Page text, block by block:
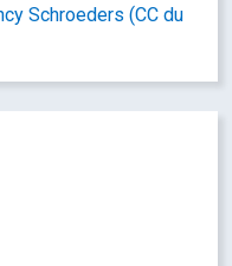
Schroeders (CC du